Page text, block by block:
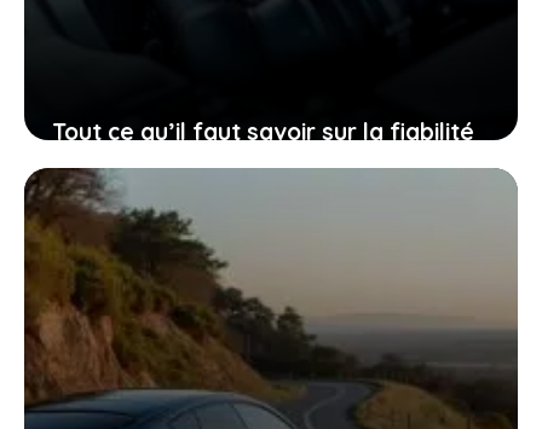
Tout ce qu’il faut savoir sur la fiabilité
du moteur 1.2 puretech 130 et
comment la renforcer
28 décembre 2025